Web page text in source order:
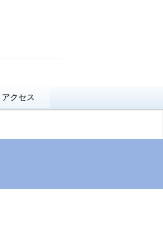
アクセス